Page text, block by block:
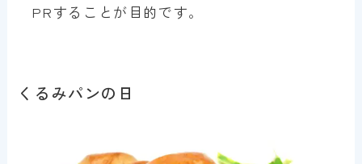
PRすることが目的です。
くるみパンの日